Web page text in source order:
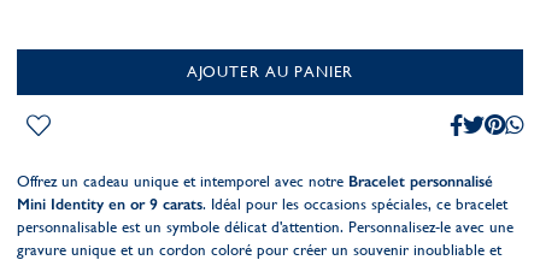
AJOUTER AU PANIER
Offrez un cadeau unique et intemporel avec notre Bracelet personnalisé
Mini Identity en or 9 carats. Idéal pour les occasions spéciales, ce bracelet
personnalisable est un symbole délicat d'attention. Personnalisez-le avec une
gravure unique et un cordon coloré pour créer un souvenir inoubliable et